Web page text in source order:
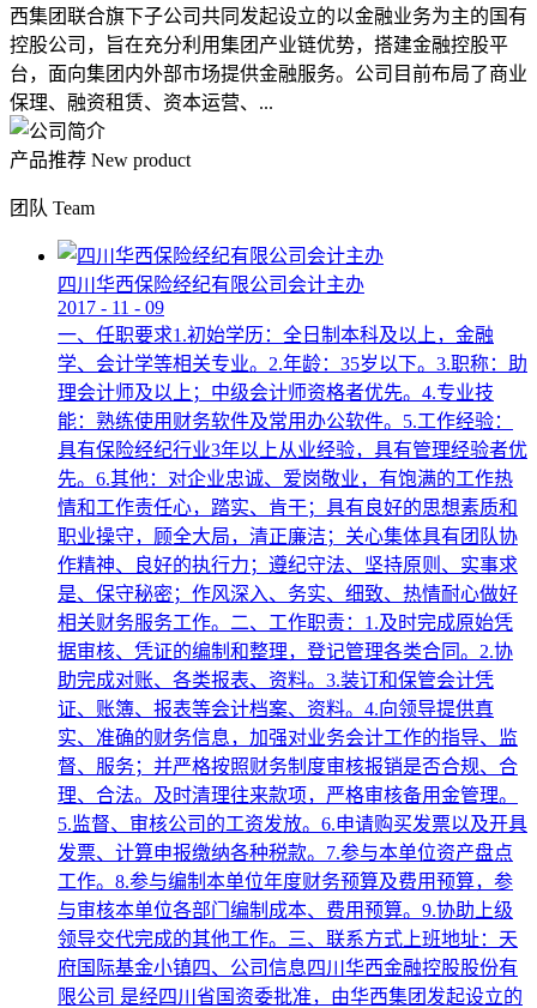
西集团联合旗下子公司共同发起设立的以金融业务为主的国有
控股公司，旨在充分利用集团产业链优势，搭建金融控股平
台，面向集团内外部市场提供金融服务。公司目前布局了商业
保理、融资租赁、资本运营、...
产品推荐 New product
团队 Team
四川华西保险经纪有限公司会计主办
2017 - 11 - 09
一、任职要求1.初始学历：全日制本科及以上，金融
学、会计学等相关专业。2.年龄：35岁以下。3.职称：助
理会计师及以上；中级会计师资格者优先。4.专业技
能：熟练使用财务软件及常用办公软件。5.工作经验：
具有保险经纪行业3年以上从业经验，具有管理经验者优
先。6.其他：对企业忠诚、爱岗敬业，有饱满的工作热
情和工作责任心，踏实、肯干；具有良好的思想素质和
职业操守，顾全大局，清正廉洁；关心集体具有团队协
作精神、良好的执行力；遵纪守法、坚持原则、实事求
是、保守秘密；作风深入、务实、细致、热情耐心做好
相关财务服务工作。二、工作职责：1.及时完成原始凭
据审核、凭证的编制和整理，登记管理各类合同。2.协
助完成对账、各类报表、资料。3.装订和保管会计凭
证、账簿、报表等会计档案、资料。4.向领导提供真
实、准确的财务信息，加强对业务会计工作的指导、监
督、服务；并严格按照财务制度审核报销是否合规、合
理、合法。及时清理往来款项，严格审核备用金管理。
5.监督、审核公司的工资发放。6.申请购买发票以及开具
发票、计算申报缴纳各种税款。7.参与本单位资产盘点
工作。8.参与编制本单位年度财务预算及费用预算，参
与审核本单位各部门编制成本、费用预算。9.协助上级
领导交代完成的其他工作。三、联系方式上班地址：天
府国际基金小镇四、公司信息四川华西金融控股股份有
限公司 是经四川省国资委批准，由华西集团发起设立的